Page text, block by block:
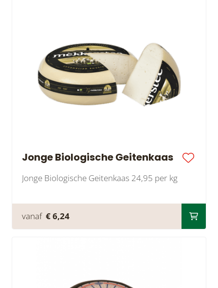
Jonge Biologische Geitenkaas
Jonge Biologische Geitenkaas 24,95 per kg
vanaf € 6,24